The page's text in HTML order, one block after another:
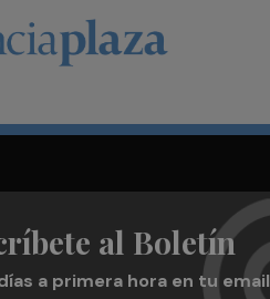
al Boletín
a primera hora en tu email